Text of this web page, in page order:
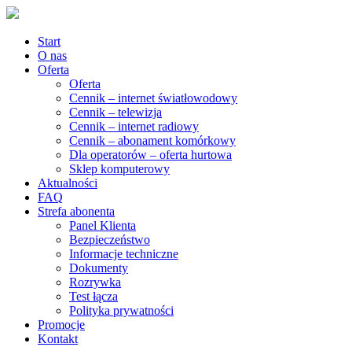
Start
O nas
Oferta
Oferta
Cennik – internet światłowodowy
Cennik – telewizja
Cennik – internet radiowy
Cennik – abonament komórkowy
Dla operatorów – oferta hurtowa
Sklep komputerowy
Aktualności
FAQ
Strefa abonenta
Panel Klienta
Bezpieczeństwo
Informacje techniczne
Dokumenty
Rozrywka
Test łącza
Polityka prywatności
Promocje
Kontakt